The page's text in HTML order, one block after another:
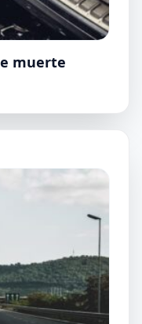
muerte